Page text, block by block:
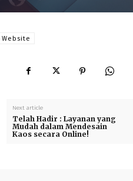
Website
Next article
Telah Hadir : Layanan yang
Mudah dalam Mendesain
Kaos secara Online!